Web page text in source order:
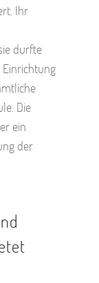
Ihr
durfte
Die
ein
der